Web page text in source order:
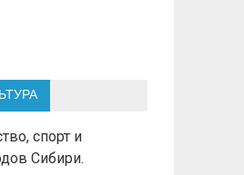
спорт и
Сибири.